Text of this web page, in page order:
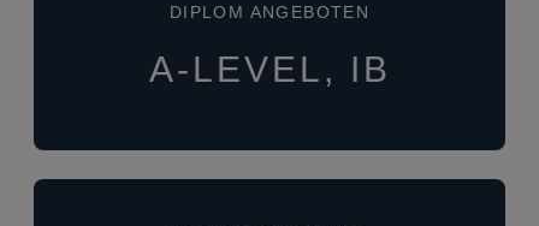
DIPLOM ANGEBOTEN
A-LEVEL, IB